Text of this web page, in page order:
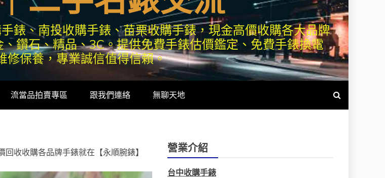
錶、南投收購手錶、苗栗收購手錶，現金高價收購各大品牌
鑽石、精品、3C。提供免費手錶估價鑑定、免費手錶換電
修保養，專業誠信值得信賴。
流當品拍賣專區 跟我們連絡 無聊天地
收收購各品牌手錶就在【永順腕錶】
營業介紹
台中收購手錶